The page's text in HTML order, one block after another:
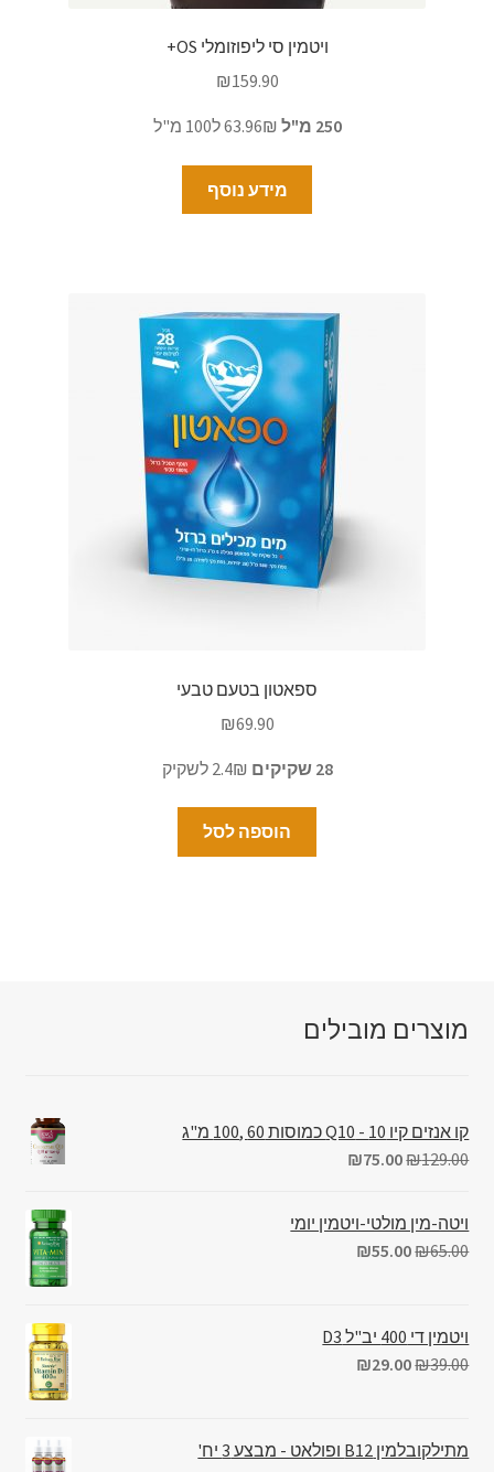
ויטמין סי ליפוזומלי OS+
₪159.90
250 מ"ל
מידע נוסף
ספאטון בטעם טבעי
₪69.90
28 שקיקים
הוספה לסל
מוצרים מובילים
קו אנזים קיו 10 - Q10 כמוסות 60 ,100 מ"ג
₪129.00
₪75.00
ויטה-מין מולטי-ויטמין יומי
₪65.00
₪55.00
ויטמין די 400 יב"ל D3
₪39.00
₪29.00
מתילקובלמין B12 ופולאט - מבצע 3 יח'